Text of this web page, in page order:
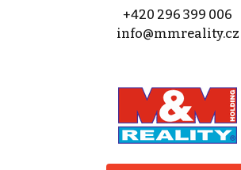
+420 296 399 006
info@mmreality.cz